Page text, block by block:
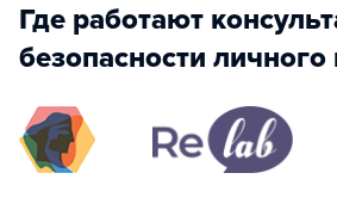
Где работают
безопасности